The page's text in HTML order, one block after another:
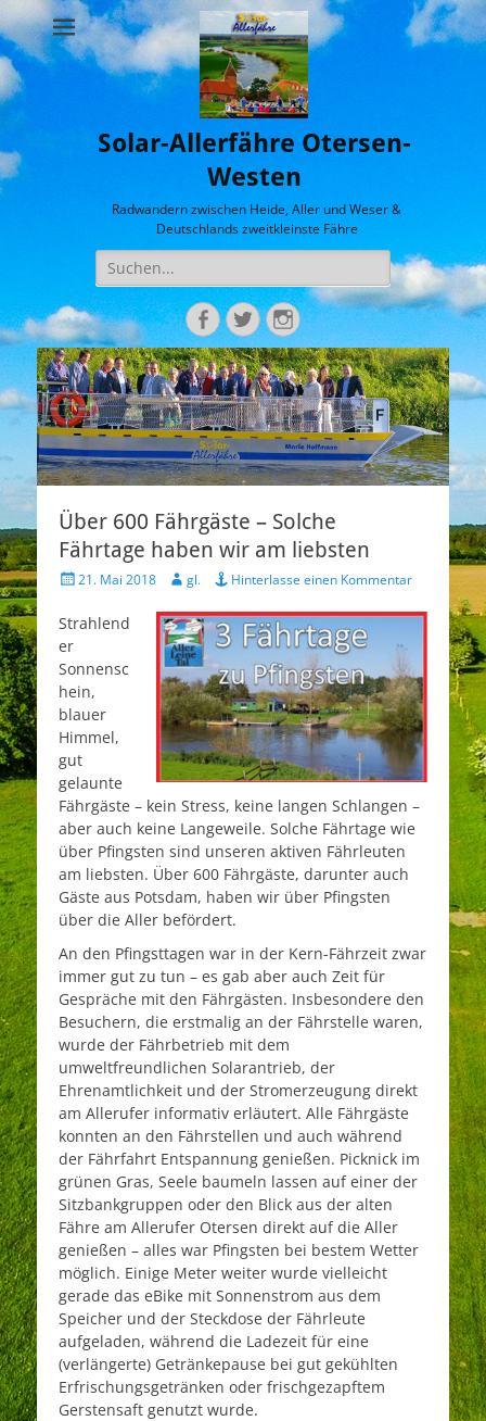
Solar-Allerfähre Otersen-
Westen
Radwandern zwischen Heide, Aller und Weser &
Deutschlands zweitkleinste Fähre
Suche
nach:
Facebook
TwitterInstagram
Über 600 Fährgäste – Solche
Fährtage haben wir am liebsten
P
s
e
d
o
n
21. Mai 2018
A
t
h
o
r
gl. Hinterlasse einen Kommentar
Strahlend
er
Sonnensc
hein,
blauer
Himmel,
gut
gelaunte
Fährgäste – kein Stress, keine langen Schlangen –
aber auch keine Langeweile. Solche Fährtage wie
über Pfingsten sind unseren aktiven Fährleuten
am liebsten. Über 600 Fährgäste, darunter auch
Gäste aus Potsdam, haben wir über Pfingsten
über die Aller befördert.
An den Pfingsttagen war in der Kern-Fährzeit zwar
immer gut zu tun – es gab aber auch Zeit für
Gespräche mit den Fährgästen. Insbesondere den
Besuchern, die erstmalig an der Fährstelle waren,
wurde der Fährbetrieb mit dem
umweltfreundlichen Solarantrieb, der
Ehrenamtlichkeit und der Stromerzeugung direkt
am Allerufer informativ erläutert. Alle Fährgäste
konnten an den Fährstellen und auch während
der Fährfahrt Entspannung genießen. Picknick im
grünen Gras, Seele baumeln lassen auf einer der
Sitzbankgruppen oder den Blick aus der alten
Fähre am Allerufer Otersen direkt auf die Aller
genießen – alles war Pfingsten bei bestem Wetter
möglich. Einige Meter weiter wurde vielleicht
gerade das eBike mit Sonnenstrom aus dem
Speicher und der Steckdose der Fährleute
aufgeladen, während die Ladezeit für eine
(verlängerte) Getränkepause bei gut gekühlten
Erfrischungsgetränken oder frischgezapftem
Gerstensaft genutzt wurde.